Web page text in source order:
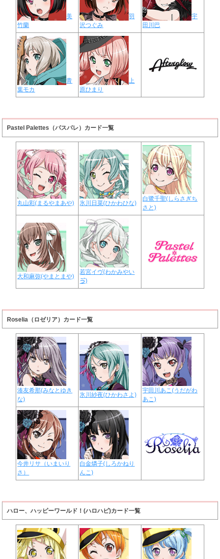
美
竹蘭
羽
沢つぐみ
宇
田川巴
青
葉モカ
上
原ひまり
Pastel Palettes（パスパレ）カード一覧
丸山彩(まるやまあや) 氷川日菜(ひかわひな)
白鷺千聖(しらさぎち
さと)
大和麻弥(やまとまや)
若宮イヴ(わかみやい
ゔ)
Roselia（ロゼリア）カード一覧
湊友希那(みなとゆき
な)
氷川紗夜(ひかわさよ)
宇田川あこ(うだがわ
あこ)
今井リサ（いまいり
さ）
白金燐子(しろかねり
んこ)
ハロー、ハッピーワールド！(ハロハピ)カード一覧